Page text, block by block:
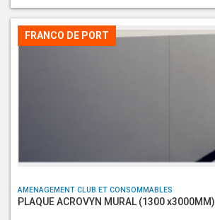
FRANCO DE PORT
AMENAGEMENT CLUB ET CONSOMMABLES
PLAQUE ACROVYN MURAL (1300 x3000MM)